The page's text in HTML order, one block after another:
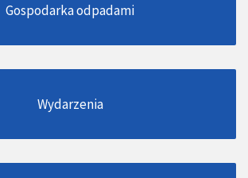
Gospodarka odpadami
Wydarzenia